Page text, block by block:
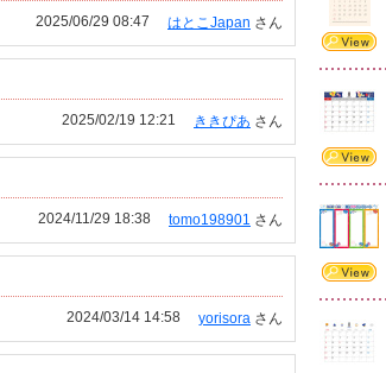
はとこJapan さん
2025/06/29 08:47
ききぴあ さん
2025/02/19 12:21
tomo198901 さん
2024/11/29 18:38
yorisora さん
2024/03/14 14:58